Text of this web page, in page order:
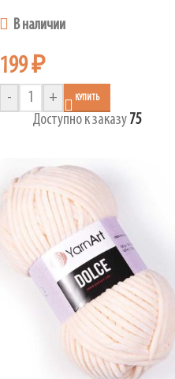
В наличии
199₽
- + КУПИТЬ
Доступно к заказу 75